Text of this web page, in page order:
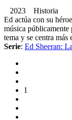
2023 Historia
Ed actúa con su
música
tema y se centra más
Serie: Ed Sheeran:
1